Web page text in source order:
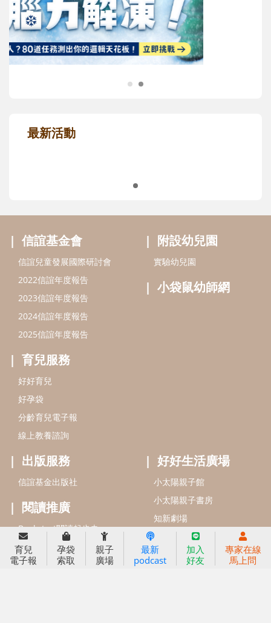
信誼基金會
信誼兒童發展國際研討會
2023信誼年度報告
2024信誼年度報告
2025信誼年度報告
育兒服務
好好育兒
好孕袋
小袋鼠幼師網
育兒
電子報
孕袋
索取
親子
廣場
最新
podcast
加入
好友
專家在線
馬上問